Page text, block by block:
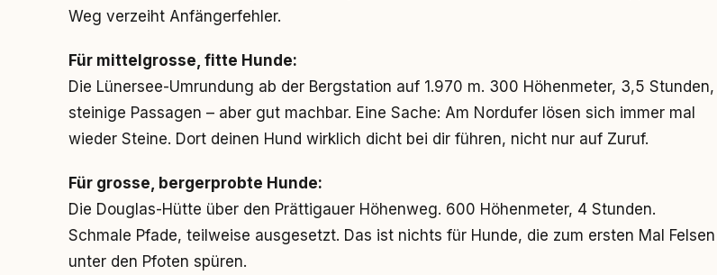
Weg verzeiht Anfängerfehler.
Für mittelgrosse, fitte Hunde:
Die Lünersee-Umrundung ab der Bergstation auf 1.970 m. 300 Höhenmeter, 3,5 Stunden,
steinige Passagen – aber gut machbar. Eine Sache: Am Nordufer lösen sich immer mal
wieder Steine. Dort deinen Hund wirklich dicht bei dir führen, nicht nur auf Zuruf.
Für grosse, bergerprobte Hunde:
Die Douglas-Hütte über den Prättigauer Höhenweg. 600 Höhenmeter, 4 Stunden.
Schmale Pfade, teilweise ausgesetzt. Das ist nichts für Hunde, die zum ersten Mal Felsen
unter den Pfoten spüren.